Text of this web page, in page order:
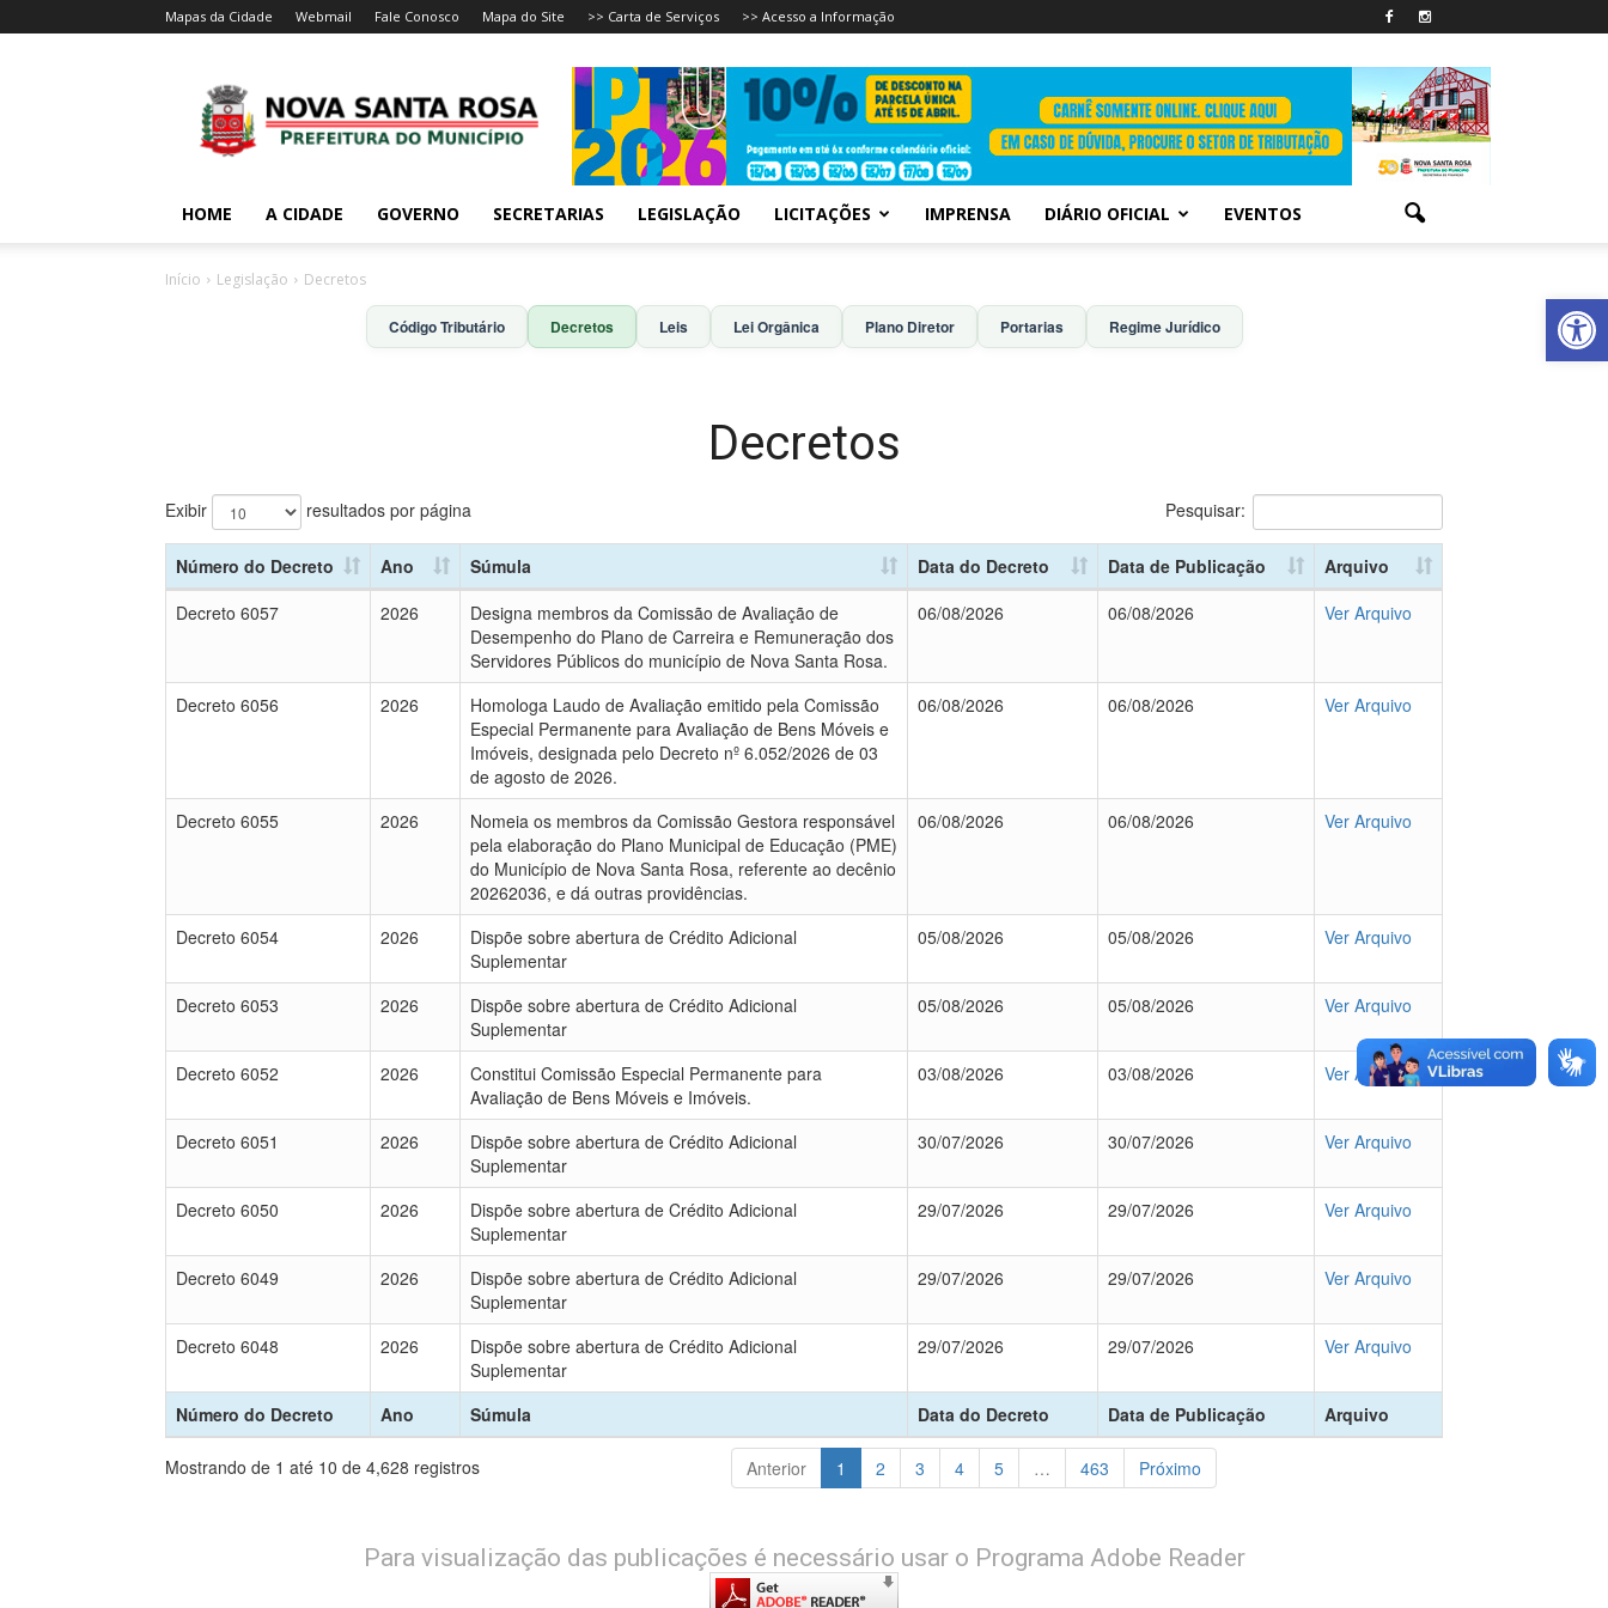
Abrir
Mapas da Cidade Webmail Fale Conosco Mapa do Site >> Carta de Serviços >> Acesso a Informação
HOME A CIDADE GOVERNO SECRETARIAS LEGISLAÇÃO LICITAÇÕES IMPRENSA DIÁRIO OFICIAL EVENTOS
Início Legislação Decretos
Código Tributário Decretos Leis Lei Orgânica Plano Diretor Portarias Regime Jurídico
Decretos
Exibir resultados por página Pesquisar:
Número do Decreto Ano Súmula Data do Decreto Data de Publicação Arquivo
Número do Decreto Ano Súmula Data do Decreto Data de Publicação Arquivo
Decreto 6057 2026
Designa membros da Comissão de Avaliação de
Desempenho do Plano de Carreira e Remuneração dos
Servidores Públicos do município de Nova Santa Rosa.
06/08/2026 06/08/2026 Ver Arquivo
Decreto 6056 2026
Homologa Laudo de Avaliação emitido pela Comissão
Especial Permanente para Avaliação de Bens Móveis e
Imóveis, designada pelo Decreto nº 6.052/2026 de 03
de agosto de 2026.
06/08/2026 06/08/2026 Ver Arquivo
Decreto 6055 2026
Nomeia os membros da Comissão Gestora responsável
pela elaboração do Plano Municipal de Educação (PME)
do Município de Nova Santa Rosa, referente ao decênio
20262036, e dá outras providências.
06/08/2026 06/08/2026 Ver Arquivo
Decreto 6054 2026
Dispõe sobre abertura de Crédito Adicional
Suplementar
05/08/2026 05/08/2026 Ver Arquivo
Decreto 6053 2026
Dispõe sobre abertura de Crédito Adicional
Suplementar
05/08/2026 05/08/2026 Ver Arquivo
Decreto 6052 2026
Constitui Comissão Especial Permanente para
Avaliação de Bens Móveis e Imóveis.
03/08/2026 03/08/2026 Ver Arquivo
Decreto 6051 2026
Dispõe sobre abertura de Crédito Adicional
Suplementar
30/07/2026 30/07/2026 Ver Arquivo
Decreto 6050 2026
Dispõe sobre abertura de Crédito Adicional
Suplementar
29/07/2026 29/07/2026 Ver Arquivo
Decreto 6049 2026
Dispõe sobre abertura de Crédito Adicional
Suplementar
29/07/2026 29/07/2026 Ver Arquivo
Decreto 6048 2026
Dispõe sobre abertura de Crédito Adicional
Suplementar
29/07/2026 29/07/2026 Ver Arquivo
Mostrando de 1 até 10 de 4,628 registros Anterior 1 2 3 4 5 … 463 Próximo
Para visualização das publicações é necessário usar o Programa Adobe Reader